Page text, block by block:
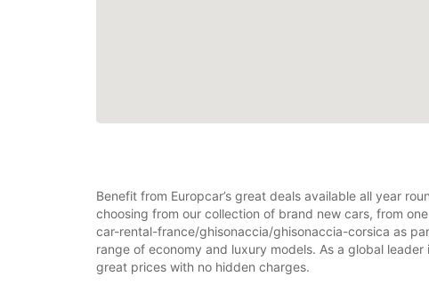
Benefit from Europcar’s great deals available all year
choosing from our collection of brand new cars, from
car-rental-france/ghisonaccia/ghisonaccia-corsica as
range of economy and luxury models. As a global
great prices with no hidden charges.